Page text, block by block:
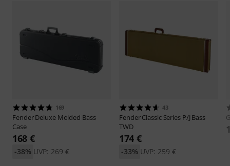
169
FenderDeluxe Molded Bass
Case
168 €
UVP: 269 €
-38%
43
FenderClassic Series P/J Bass
TWD
174 €
UVP: 259 €
-33%